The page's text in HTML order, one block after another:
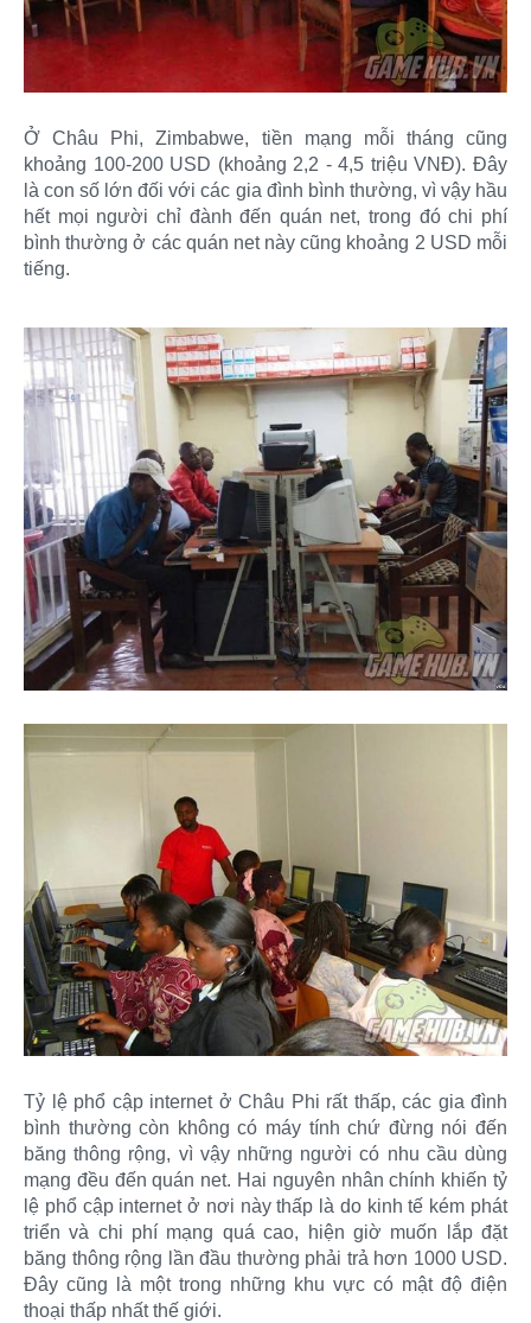
Ở Châu Phi, Zimbabwe, tiền mạng mỗi tháng cũng
khoảng 100-200 USD (khoảng 2,2 - 4,5 triệu VNĐ). Đây
là con số lớn đối với các gia đình bình thường, vì vậy hầu
hết mọi người chỉ đành đến quán net, trong đó chi phí
bình thường ở các quán net này cũng khoảng 2 USD mỗi
tiếng.
Tỷ lệ phổ cập internet ở Châu Phi rất thấp, các gia đình
bình thường còn không có máy tính chứ đừng nói đến
băng thông rộng, vì vậy những người có nhu cầu dùng
mạng đều đến quán net. Hai nguyên nhân chính khiến tỷ
lệ phổ cập internet ở nơi này thấp là do kinh tế kém phát
triển và chi phí mạng quá cao, hiện giờ muốn lắp đặt
băng thông rộng lần đầu thường phải trả hơn 1000 USD.
Đây cũng là một trong những khu vực có mật độ điện
thoại thấp nhất thế giới.